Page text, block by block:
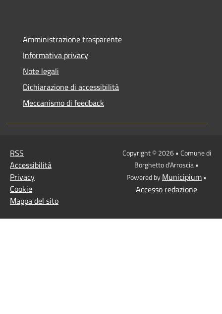
Amministrazione trasparente
Informativa privacy
Note legali
Dichiarazione di accessibilità
Meccanismo di feedback
RSS
Accessibilità
Privacy
Cookie
Mappa del sito
Copyright © 2026 • Comune di
Borghetto d'Arroscia •
Powered byMunicipium•
Accesso redazione